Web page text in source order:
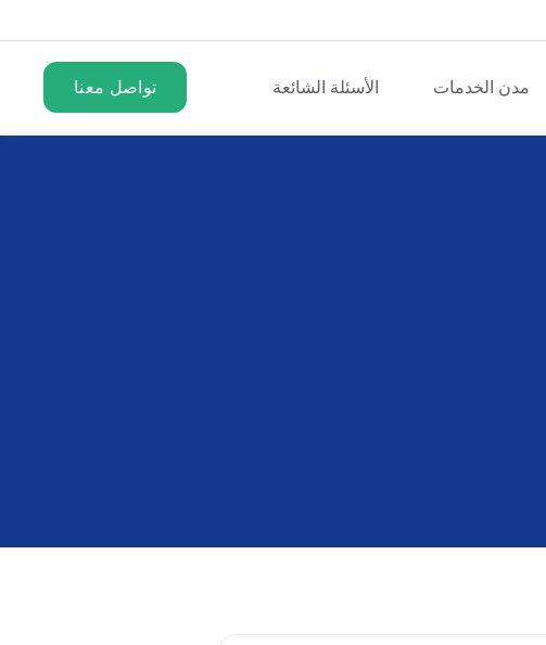
مدن الخدمات الأسئلة الشائعة تواصل معنا